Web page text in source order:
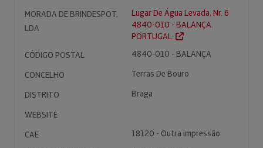
MORADA DE BRINDESPOT,
LDA
Lugar De Água Levada, Nr. 6
4840-010 - BALANÇA.
PORTUGAL.
CÓDIGO POSTAL
4840-010 - BALANÇA
CONCELHO
Terras De Bouro
DISTRITO
Braga
WEBSITE
CAE
18120 - Outra impressão